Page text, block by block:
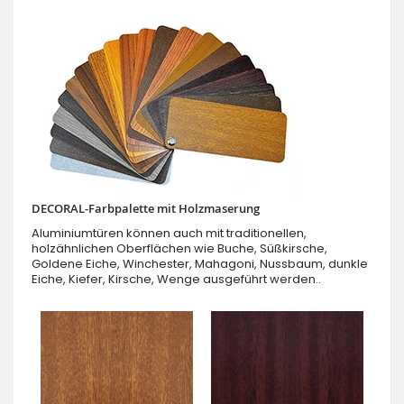
DECORAL-Farbpalette mit Holzmaserung
Aluminiumtüren können auch mit traditionellen,
holzähnlichen Oberflächen wie Buche, Süßkirsche,
Goldene Eiche, Winchester, Mahagoni, Nussbaum, dunkle
Eiche, Kiefer, Kirsche, Wenge ausgeführt werden..